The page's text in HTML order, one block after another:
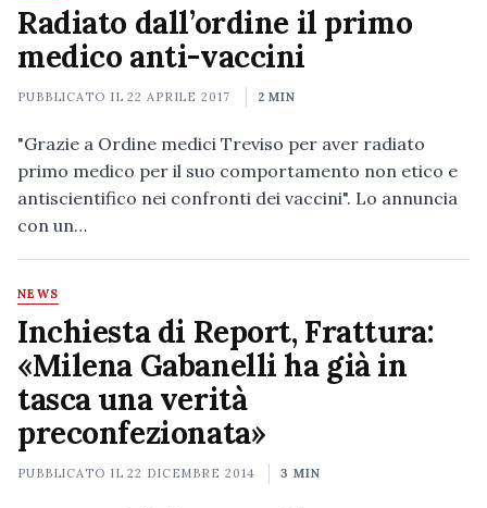
Radiato dall’ordine il primo
medico anti-vaccini
PUBBLICATO IL22 APRILE 2017 2 MIN
"Grazie a Ordine medici Treviso per aver radiato
primo medico per il suo comportamento non etico e
antiscientifico nei confronti dei vaccini". Lo annuncia
con un…
NEWS
Inchiesta di Report, Frattura:
«Milena Gabanelli ha già in
tasca una verità
preconfezionata»
PUBBLICATO IL22 DICEMBRE 2014 3 MIN